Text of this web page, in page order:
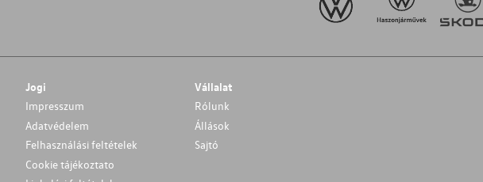
Jogi
Impresszum
Adatvédelem
Felhasználási feltételek
Cookie tájékoztato
Vállalat
Rólunk
Állások
Sajtó